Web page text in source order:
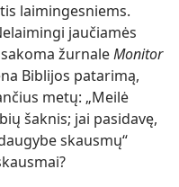
laimingesniems.
jaučiamės
žurnaleMonitor
Biblijos patarimą,
metų: „Meilė
šaknis; jai pasidavę,
skausmų“